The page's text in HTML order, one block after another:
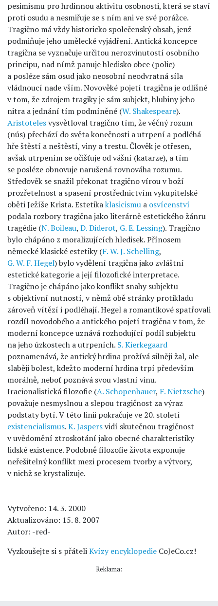
pesimismu pro hrdinnou aktivitu osobnosti, která se staví
proti osudu a nesmiřuje se s ním ani ve své porážce.
Tragično má vždy historicko společenský obsah, jenž
podmiňuje jeho umělecké vyjádření. Antická koncepce
tragična se vyznačuje určitou nerozvinutostí osobního
principu, nad nímž panuje hledisko obce (polic)
a posléze sám osud jako neosobní neodvratná síla
vládnoucí nade vším. Novověké pojetí tragična je odlišné
v tom, že zdrojem tragiky je sám subjekt, hlubiny jeho
nitra a jednání tím podmíněné (W. Shakespeare).
Aristotelesvysvětloval tragično tím, že věčný rozum
(nús) přechází do světa konečnosti a utrpení a podléhá
hře štěstí a neštěstí, viny a trestu. Člověk je otřesen,
avšak utrpením se očišťuje od vášní (katarze), a tím
se posléze obnovuje narušená rovnováha rozumu.
Středověk se snažil překonat tragično vírou v boží
prozřetelnost a spasení prostřednictvím vykupitelské
oběti Ježíše Krista. Estetikaklasicismu a osvícenství
podala rozbory tragična jako literárně estetického žánru
tragédie (N. Boileau, D. Diderot, G. E. Lessing). Tragično
bylo chápáno z moralizujících hledisek. Přínosem
německé klasické estetiky (F. W. J. Schelling,
G. W. F. Hegel) bylo vydělení tragična jako zvláštní
estetické kategorie a její filozofické interpretace.
Tragično je chápáno jako konflikt snahy subjektu
s objektivní nutností, v němž obě stránky protikladu
zároveň vítězí i podléhají. Hegel a romantikové spatřovali
rozdíl novodobého a antického pojetí tragična v tom, že
moderní koncepce uznává rozhodující podíl subjektu
na jeho úzkostech a utrpeních. S. Kierkegaard
poznamenává, že antický hrdina prožívá silněji žal, ale
slaběji bolest, kdežto moderní hrdina trpí především
morálně, neboť poznává svou vlastní vinu.
Iracionalistická filozofie (A. Schopenhauer, F. Nietzsche)
považuje nesmyslnou a slepou tragičnost za výraz
podstaty bytí. V této linii pokračuje ve 20. století
existencialismus.K. Jaspersvidí skutečnou tragičnost
v uvědomění ztroskotání jako obecné charakteristiky
lidské existence. Podobně filozofie života exponuje
neřešitelný konflikt mezi procesem tvorby a výtvory,
v nichž se krystalizuje.
Vytvořeno: 14. 3. 2000
Aktualizováno: 15. 8. 2007
Autor: -red-
Vyzkoušejte si s přáteliKvízy encyklopedie CoJeCo.cz!
Reklama: